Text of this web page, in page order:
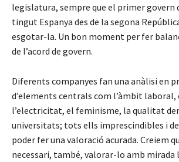
legislatura, sempre que el primer govern
tingut Espanya des de la segona
esgotar-la. Un bon moment per fer
de l’acord de govern.
Diferents companyes fan una anàlisi en
d’elements centrals com l’àmbit laboral,
l’electricitat, el feminisme, la qualitat
universitats; tots ells imprescindibles i
poder fer una valoració acurada. Creiem
necessari, també, valorar-lo amb mirada